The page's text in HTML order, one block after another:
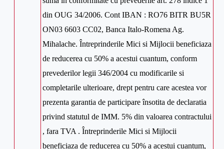
din OUG 34/2006. Cont IBAN : RO76 BITR BU5R
ON03 6603 CC02, Banca Italo-Romena Ag.
Mihalache. Întreprinderile Mici si Mijlocii beneficiaza
de reducerea cu 50% a acestui cuantum, conform
prevederilor legii 346/2004 cu modificarile si
completarile ulterioare, drept pentru care acestea vor
prezenta garantia de participare însotita de declaratia
privind statutul de IMM. 5% din valoarea contractului
, fara TVA . Întreprinderile Mici si Mijlocii
beneficiaza de reducerea cu 50% a acestui cuantum,